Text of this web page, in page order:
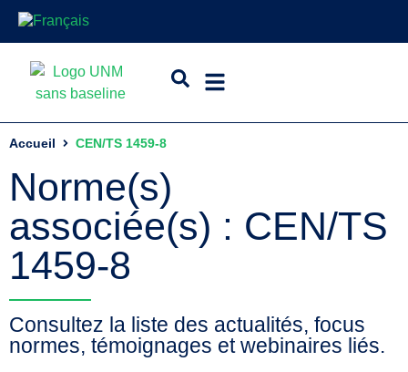
Accueil CEN/TS 1459-8
Norme(s)
associée(s) : CEN/TS
1459-8
Consultez la liste des actualités, focus
normes, témoignages et webinaires liés.